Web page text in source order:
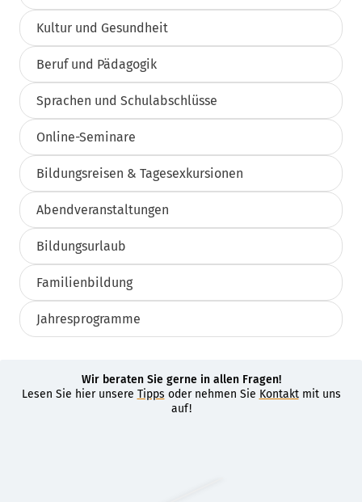
Kultur und Gesundheit
Beruf und Pädagogik
Sprachen und Schulabschlüsse
Online-Seminare
Bildungsreisen & Tagesexkursionen
Abendveranstaltungen
Bildungsurlaub
Familienbildung
Jahresprogramme
Wir beraten Sie gerne in allen Fragen!
Lesen Sie hier unsere Tipps oder nehmen Sie Kontaktmit uns
auf!